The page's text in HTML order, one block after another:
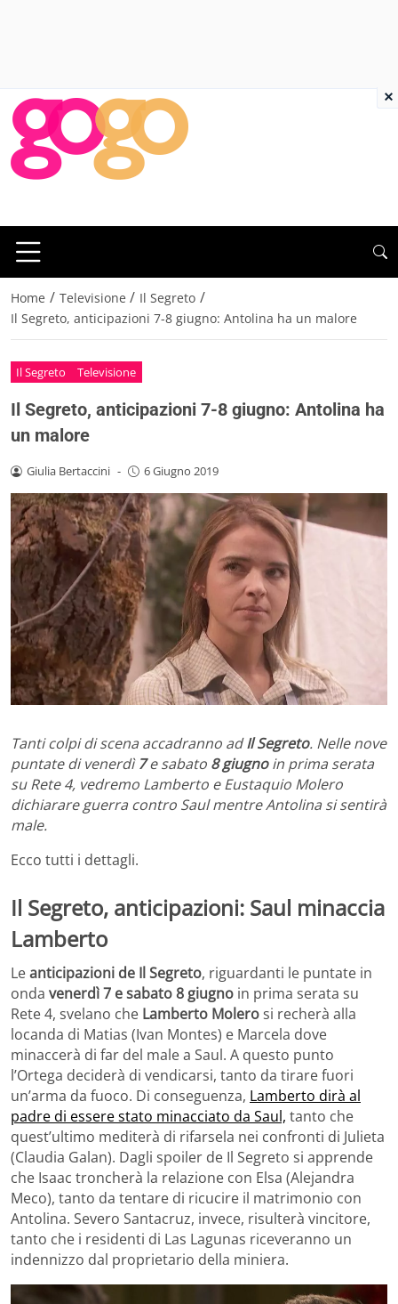
Home / Televisione / Il Segreto /
Il Segreto, anticipazioni 7-8 giugno: Antolina ha un malore
Il Segreto Televisione
Il Segreto, anticipazioni 7-8 giugno: Antolina ha
un malore
Giulia Bertaccini - 6 Giugno 2019
Tanti colpi di scena accadranno adIl Segreto. Nelle nove
puntate di venerdì7e sabato 8 giugnoin prima serata
su Rete 4, vedremo Lamberto e Eustaquio Molero
dichiarare guerra contro Saul mentre Antolina si sentirà
male.
Ecco tutti i dettagli.
Il Segreto, anticipazioni: Saul minaccia
Lamberto
Leanticipazioni de Il Segreto, riguardanti le puntate in
onda venerdì 7 e sabato 8 giugno in prima serata su
Rete 4, svelano che Lamberto Molerosi recherà alla
locanda di Matias (Ivan Montes) e Marcela dove
minaccerà di far del male a Saul. A questo punto
l’Ortega deciderà di vendicarsi, tanto da tirare fuori
un’arma da fuoco. Di conseguenza, Lamberto dirà al
padre di essere stato minacciato da Saul, tanto che
quest’ultimo mediterà di rifarsela nei confronti di Julieta
(Claudia Galan). Dagli spoiler de Il Segreto si apprende
che Isaac troncherà la relazione con Elsa (Alejandra
Meco), tanto da tentare di ricucire il matrimonio con
Antolina. Severo Santacruz, invece, risulterà vincitore,
tanto che i residenti di Las Lagunas riceveranno un
indennizzo dal proprietario della miniera.
×